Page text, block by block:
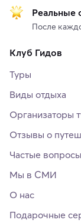
Реальные
После
Клуб Гидов
Туры
Виды отдыха
Организаторы
Отзывы о
Частые вопросы
Мы в СМИ
О нас
Подарочные